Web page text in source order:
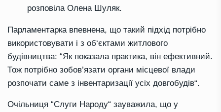
розповіла Олена Шуляк.
Парламентарка впевнена, що такий підхід потрібно
використовувати і з об‘єктами житлового
будівництва: “Як показала практика, він ефективний.
Тож потрібно зобов’язати органи місцевої влади
розпочати саме з інвентаризації усіх довгобудів“.
Очільниця “Слуги Народу“ зауважила, що у